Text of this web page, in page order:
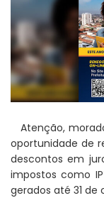
Atenção,
oportunidade de
descontos em
impostos como
gerados até 31 de